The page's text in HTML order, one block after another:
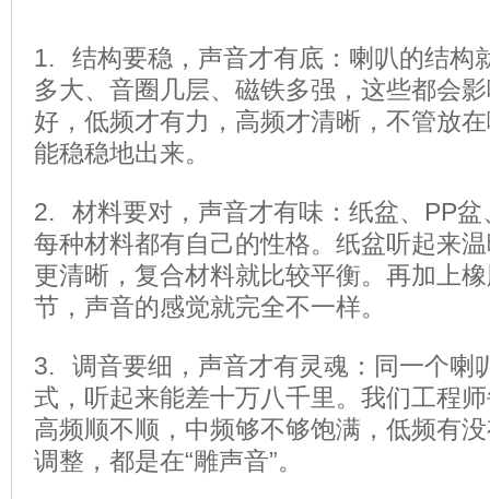
1. 结构要稳，声音才有底： 喇叭的结构
多大、音圈几层、磁铁多强，这些都会
好，低频才有力，高频才清晰，不管放
能稳稳地出来。
2. 材料要对，声音才有味： 纸盆、PP
每种材料都有自己的性格。 纸盆听起来
更清晰，复合材料就比较平衡。 再加上
节，声音的感觉就完全不一样。
3. 调音要细，声音才有灵魂： 同一个喇
式，听起来能差十万八千里。 我们工程
高频顺不顺，中频够不够饱满，低频有
调整，都是在“雕声音”。